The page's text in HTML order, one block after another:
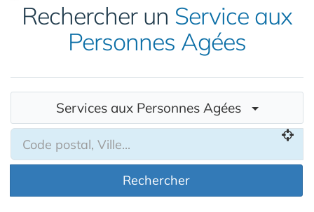
Rechercher un Service aux
Personnes Agées
Services aux Personnes Agées
Rechercher